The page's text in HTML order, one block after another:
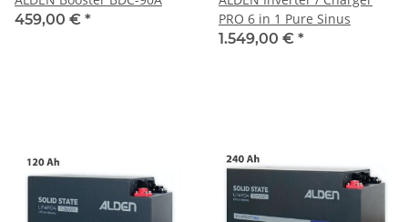
459,00 € *
PRO 6 in 1 Pure Sinus
1.549,00 € *